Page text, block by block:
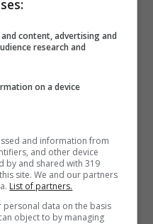
de mortalidad
Checa)
(Polonia)
es que Italiatiene
content, advertising and
research and
on a device
and information from
and other device
by and shared with 319
site. We and our partners
List of partners.
personal data on the basis
object to by managing